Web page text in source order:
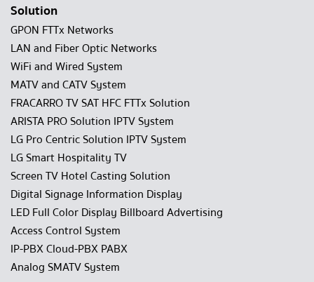
Solution
GPON FTTx Networks
LAN and Fiber Optic Networks
WiFi and Wired System
MATV and CATV System
FRACARRO TV SAT HFC FTTx Solution
ARISTA PRO Solution IPTV System
LG Pro Centric Solution IPTV System
LG Smart Hospitality TV
Screen TV Hotel Casting Solution
Digital Signage Information Display
LED Full Color Display Billboard Advertising
Access Control System
IP-PBX Cloud-PBX PABX
Analog SMATV System